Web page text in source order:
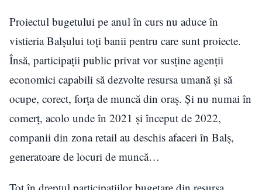
Proiectul bugetului pe anul în curs nu aduce în
vistieria Balșului toți banii pentru care sunt proiecte.
Însă, participații public privat vor susține agenții
economici capabili să dezvolte resursa umană și să
ocupe, corect, forța de muncă din oraș. Și nu numai în
comerț, acolo unde în 2021 și început de 2022,
companii din zona retail au deschis afaceri în Balș,
generatoare de locuri de muncă…